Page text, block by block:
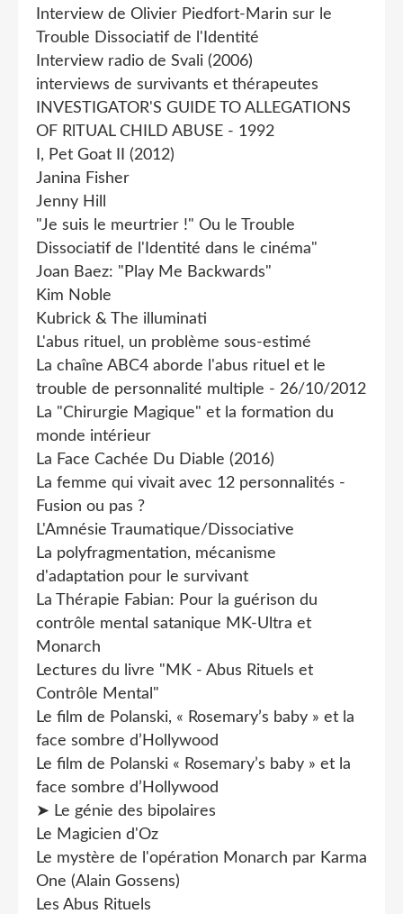
Interview de Olivier Piedfort-Marin sur le
Trouble Dissociatif de l'Identité
Interview radio de Svali (2006)
interviews de survivants et thérapeutes
INVESTIGATOR'S GUIDE TO ALLEGATIONS
OF RlTUAL CHILD ABUSE - 1992
I, Pet Goat II (2012)
Janina Fisher
Jenny Hill
"Je suis le meurtrier !" Ou le Trouble
Dissociatif de l'Identité dans le cinéma"
Joan Baez: "Play Me Backwards"
Kim Noble
Kubrick & The illuminati
L'abus rituel, un problème sous-estimé
La chaîne ABC4 aborde l'abus rituel et le
trouble de personnalité multiple - 26/10/2012
La "Chirurgie Magique" et la formation du
monde intérieur
La Face Cachée Du Diable (2016)
La femme qui vivait avec 12 personnalités -
Fusion ou pas ?
L'Amnésie Traumatique/Dissociative
La polyfragmentation, mécanisme
d'adaptation pour le survivant
La Thérapie Fabian: Pour la guérison du
contrôle mental satanique MK-Ultra et
Monarch
Lectures du livre "MK - Abus Rituels et
Contrôle Mental"
Le film de Polanski, « Rosemary’s baby » et la
face sombre d’Hollywood
Le film de Polanski « Rosemary’s baby » et la
face sombre d’Hollywood
➤ Le génie des bipolaires
Le Magicien d'Oz
Le mystère de l'opération Monarch par Karma
One (Alain Gossens)
Les Abus Rituels